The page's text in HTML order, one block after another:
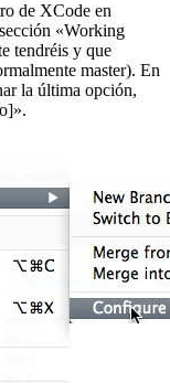
de XCode en
«Working
tendréis y que
master). En
la última opción,